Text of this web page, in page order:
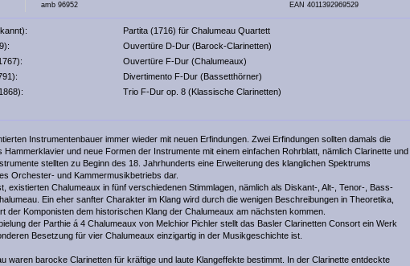
amb 96952 EAN 4011392969529
Partita (1716) für Chalumeau Quartett
Ouvertüre D-Dur (Barock-Clarinetten)
Ouvertüre F-Dur (Chalumeaux)
Divertimento F-Dur (Bassetthörner)
Trio F-Dur op. 8 (Klassische Clarinetten)
Instrumentenbauer immer wieder mit neuen Erfindungen. Zwei Erfindungen sollten damals die
Hammerklavier und neue Formen der Instrumente mit einem einfachen Rohrblatt, nämlich Clarinette und
stellten zu Beginn des 18. Jahrhunderts eine Erweiterung des klanglichen Spektrums
Orchester- und Kammermusikbetriebs dar.
existierten Chalumeaux in fünf verschiedenen Stimmlagen, nämlich als Diskant-, Alt-, Tenor-, Bass-
Ein eher sanfter Charakter im Klang wird durch die wenigen Beschreibungen in Theoretika,
der Komponisten dem historischen Klang der Chalumeaux am nächsten kommen.
der Parthie á 4 Chalumeaux von Melchior Pichler stellt das Basler Clarinetten Consort ein Werk
Besetzung für vier Chalumeaux einzigartig in der Musikgeschichte ist.
waren barocke Clarinetten für kräftige und laute Klangeffekte bestimmt. In der Clarinette entdeckte